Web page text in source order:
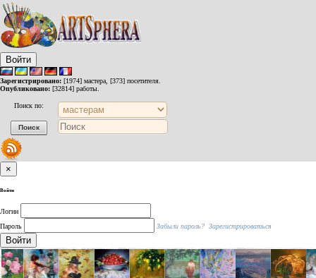
Войти
Зарегистрировано: [1974] мастера, [373] посетителя.
Опубликовано: [32814] работы.
Поиск по:
×
Войти
Логин
Пароль
Забыли пароль? Зарегистрироваться
Войти